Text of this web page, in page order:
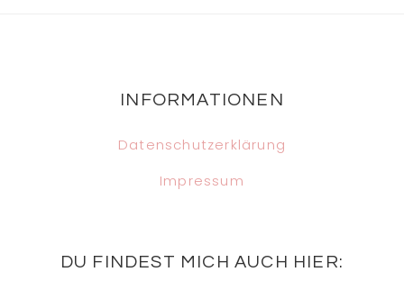
INFORMATIONEN
Datenschutzerklärung
Impressum
DU FINDEST MICH AUCH HIER: